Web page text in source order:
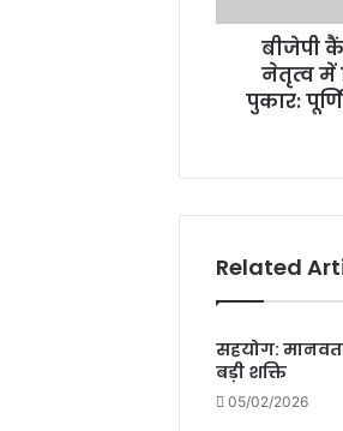
और
पुकार:
कमल
फूल
बीजेपी
नेतृत्व में
पुकार:
Related
सहयोग:
बड़ी शक्ति
05/02/2026